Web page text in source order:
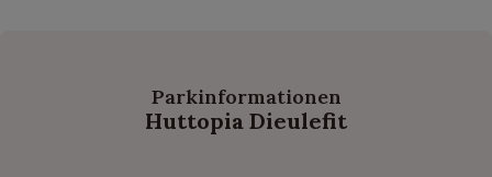
Parkinformationen
Huttopia Dieulefit